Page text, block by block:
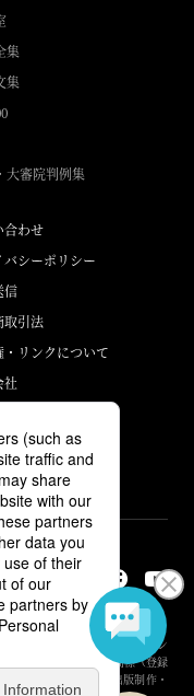
集
集
大審院判例集
合わせ
バシーポリシー
信
取引法
・リンクについて
社
サービスが、著作権者からコン
あることを示す登録商標（登録
ーク］または［電子出版制作・